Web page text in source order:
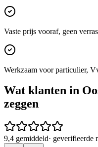
Vaste prijs vooraf, geen
Werkzaam voor particulier,
Wat klanten in
zeggen
9,4 gemiddeld· geverifieerde